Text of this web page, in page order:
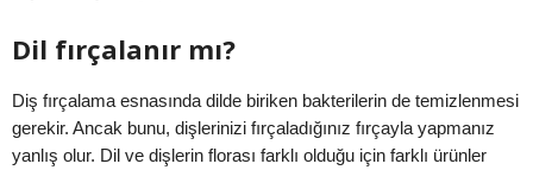
Dil fırçalanır mı?
Diş fırçalama esnasında dilde biriken bakterilerin de temizlenmesi
gerekir. Ancak bunu, dişlerinizi fırçaladığınız fırçayla yapmanız
yanlış olur. Dil ve dişlerin florası farklı olduğu için farklı ürünler